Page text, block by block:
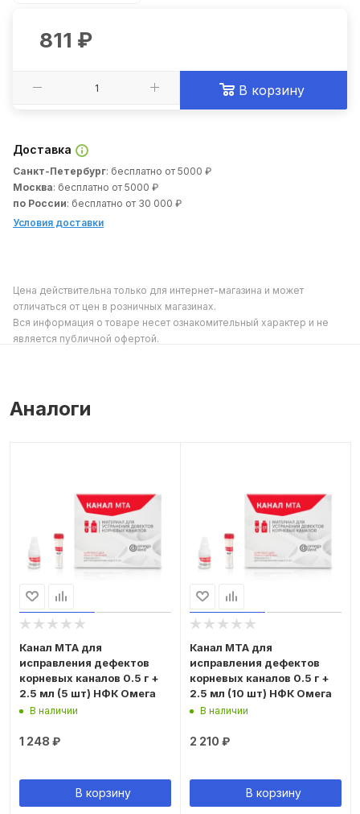
811 ₽
В корзину
Доставка
Санкт-Петербург: бесплатно от 5000 ₽
Москва: бесплатно от 5000 ₽
по России: бесплатно от 30 000 ₽
Условия доставки
Цена действительна только для интернет-магазина и может
отличаться от цен в розничных магазинах.
Вся информация о товаре несет ознакомительный характер и не
является публичной офертой.
Аналоги
Канал МТА для
исправления дефектов
корневых каналов 0.5 г +
2.5 мл (5 шт) НФК Омега
В наличии
1 248 ₽
В корзину
Канал МТА для
исправления дефектов
корневых каналов 0.5 г +
2.5 мл (10 шт) НФК Омега
В наличии
2 210 ₽
В корзину